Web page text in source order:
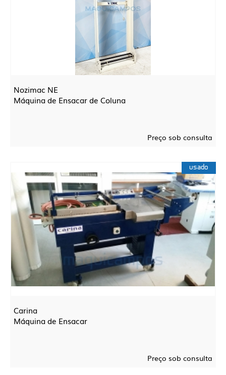
Nozimac NE
Máquina de Ensacar de Coluna
Preço sob consulta
usado
Carina
Máquina de Ensacar
Preço sob consulta